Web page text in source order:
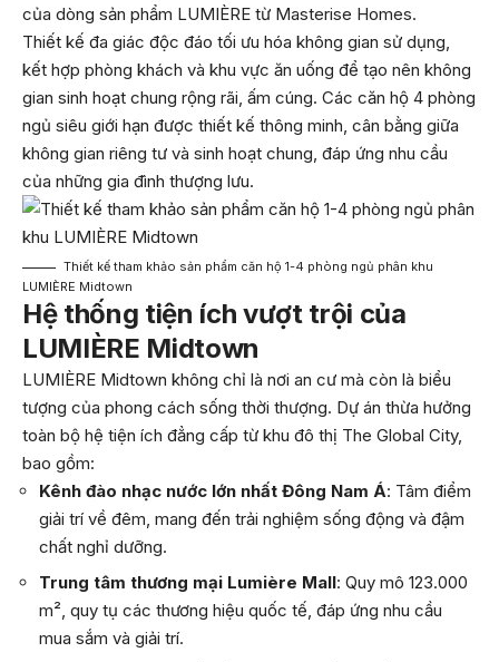
của dòng sản phẩm LUMIÈRE từ Masterise Homes.
Thiết kế đa giác độc đáo tối ưu hóa không gian sử dụng,
kết hợp phòng khách và khu vực ăn uống để tạo nên không
gian sinh hoạt chung rộng rãi, ấm cúng. Các căn hộ 4 phòng
ngủ siêu giới hạn được thiết kế thông minh, cân bằng giữa
không gian riêng tư và sinh hoạt chung, đáp ứng nhu cầu
của những gia đình thượng lưu.
Thiết kế tham khảo sản phẩm căn hộ 1-4 phòng ngủ phân khu
LUMIÈRE Midtown
Hệ thống tiện ích vượt trội của
LUMIÈRE Midtown
LUMIÈRE Midtown không chỉ là nơi an cư mà còn là biểu
tượng của phong cách sống thời thượng. Dự án thừa hưởng
toàn bộ hệ tiện ích đẳng cấp từ khu đô thị The Global City,
bao gồm:
Kênh đào nhạc nước lớn nhất Đông Nam Á: Tâm điểm
giải trí về đêm, mang đến trải nghiệm sống động và đậm
chất nghỉ dưỡng.
Trung tâm thương mại Lumière Mall: Quy mô 123.000
m², quy tụ các thương hiệu quốc tế, đáp ứng nhu cầu
mua sắm và giải trí.